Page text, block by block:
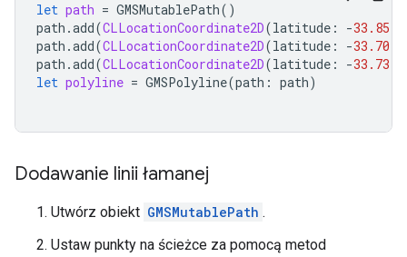
let path = GMSMutablePath()
path .add(CLLocationCoordinate2D(latitude : -33.85
path .add(CLLocationCoordinate2D(latitude : -33.70
path .add(CLLocationCoordinate2D(latitude : -33.73
let polyline = GMSPolyline(path : path)
Dodawanie linii łamanej
Utwórz obiekt GMSMutablePath .
Ustaw punkty na ścieżce za pomocą metod